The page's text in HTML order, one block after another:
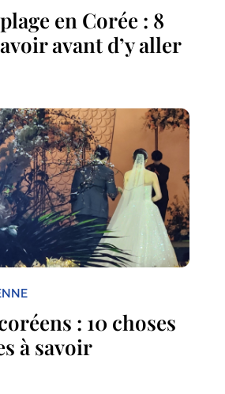
en Corée : 8
avant d’y aller
: 10 choses
à savoir